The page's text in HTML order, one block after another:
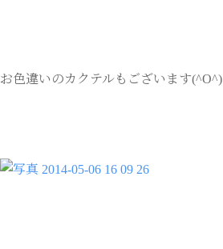
お色違いのカクテルもございます(^O^)